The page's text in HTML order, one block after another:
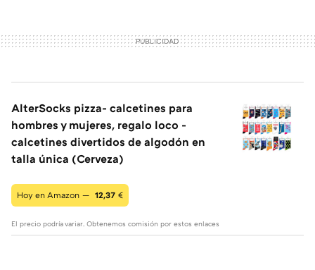
AlterSocks pizza- calcetines para
hombres y mujeres, regalo loco -
calcetines divertidos de algodón en
talla única (Cerveza)
Hoy en Amazon — 12,37 €
El precio podría variar. Obtenemos comisión por estos enlaces